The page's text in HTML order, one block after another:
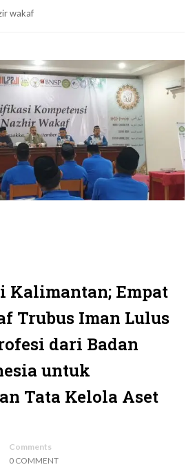
wakaf
Kalimantan; Empat
Trubus Iman Lulus
dari Badan
untuk
Tata Kelola Aset
Comments
0 COMMENT